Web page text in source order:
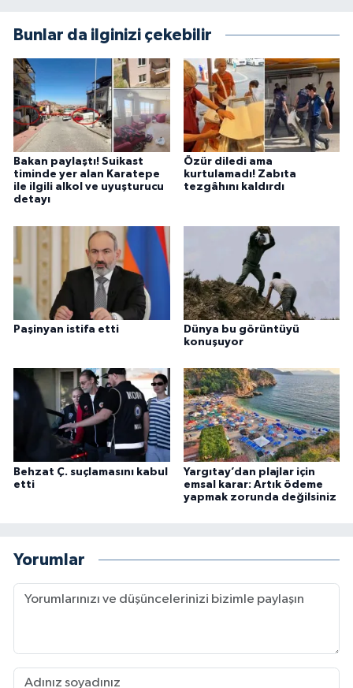
Bunlar da ilginizi çekebilir
Bakan paylaştı! Suikast
timinde yer alan Karatepe
ile ilgili alkol ve uyuşturucu
detayı
Özür diledi ama
kurtulamadı! Zabıta
tezgâhını kaldırdı
Paşinyan istifa etti
Dünya bu görüntüyü
konuşuyor
Behzat Ç. suçlamasını kabul
etti
Yargıtay’dan plajlar için
emsal karar: Artık ödeme
yapmak zorunda değilsiniz
Yorumlar